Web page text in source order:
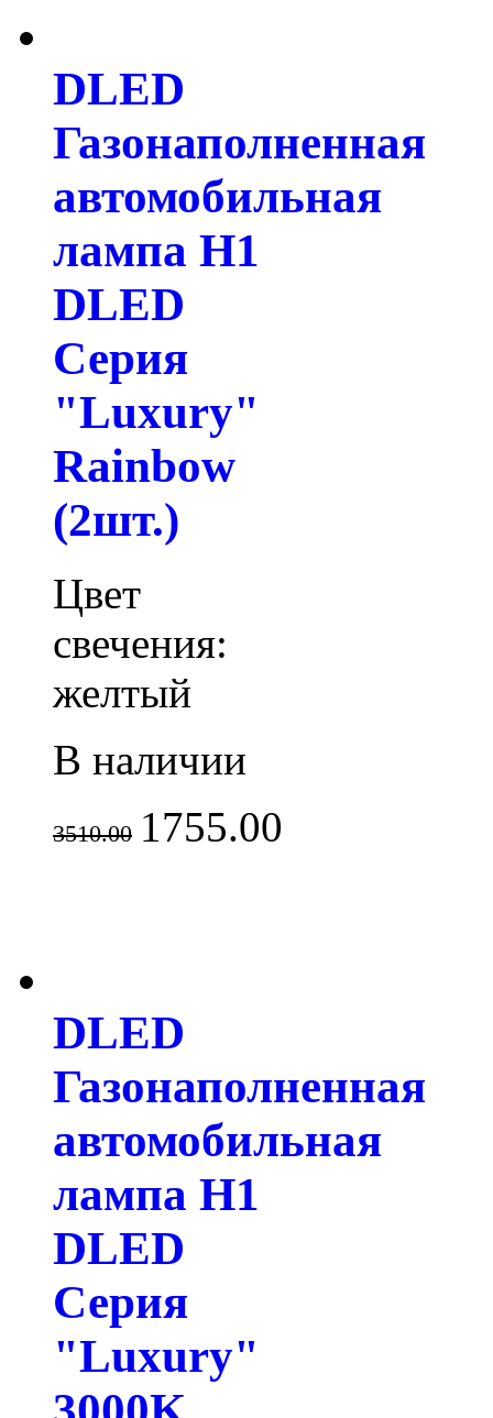
DLED
Газонаполненная
автомобильная
лампа H1
DLED
Серия
"Luxury"
Rainbow
(2шт.)
Цвет
свечения:
желтый
В наличии
3510.00 1755.00
DLED
Газонаполненная
автомобильная
лампа H1
DLED
Серия
"Luxury"